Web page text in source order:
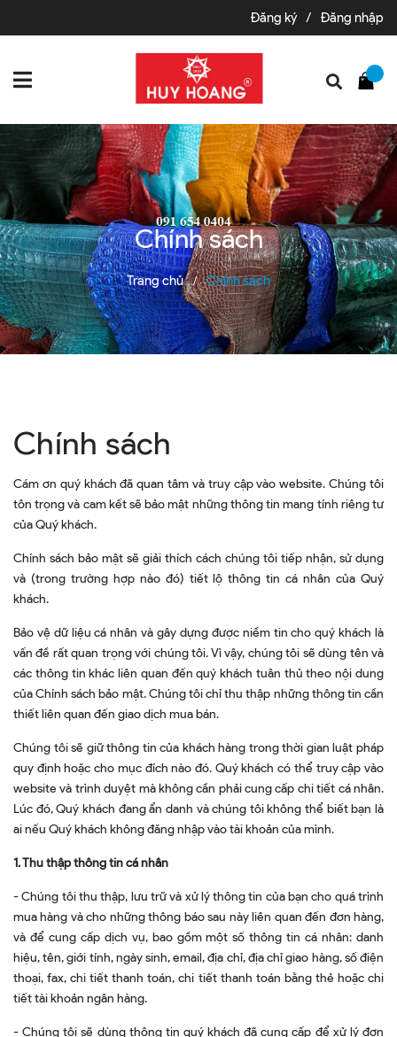
Đăng ký / Đăng nhập
Chính sách
Trang chủ / Chính sách
Chính sách
Cám ơn quý khách đã quan tâm và truy cập vào website. Chúng tôi
tôn trọng và cam kết sẽ bảo mật những thông tin mang tính riêng tư
của Quý khách.
Chính sách bảo mật sẽ giải thích cách chúng tôi tiếp nhận, sử dụng
và (trong trường hợp nào đó) tiết lộ thông tin cá nhân của Quý
khách.
Bảo vệ dữ liệu cá nhân và gây dựng được niềm tin cho quý khách là
vấn đề rất quan trọng với chúng tôi. Vì vậy, chúng tôi sẽ dùng tên và
các thông tin khác liên quan đến quý khách tuân thủ theo nội dung
của Chính sách bảo mật. Chúng tôi chỉ thu thập những thông tin cần
thiết liên quan đến giao dịch mua bán.
Chúng tôi sẽ giữ thông tin của khách hàng trong thời gian luật pháp
quy định hoặc cho mục đích nào đó. Quý khách có thể truy cập vào
website và trình duyệt mà không cần phải cung cấp chi tiết cá nhân.
Lúc đó, Quý khách đang ẩn danh và chúng tôi không thể biết bạn là
ai nếu Quý khách không đăng nhập vào tài khoản của mình.
1. Thu thập thông tin cá nhân
- Chúng tôi thu thập, lưu trữ và xử lý thông tin của bạn cho quá trình
mua hàng và cho những thông báo sau này liên quan đến đơn hàng,
và để cung cấp dịch vụ, bao gồm một số thông tin cá nhân: danh
hiệu, tên, giới tính, ngày sinh, email, địa chỉ, địa chỉ giao hàng, số điện
thoại, fax, chi tiết thanh toán, chi tiết thanh toán bằng thẻ hoặc chi
tiết tài khoản ngân hàng.
- Chúng tôi sẽ dùng thông tin quý khách đã cung cấp để xử lý đơn